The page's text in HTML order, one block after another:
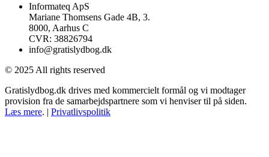
Informateq ApS
Mariane Thomsens Gade 4B, 3.
8000, Aarhus C
CVR: 38826794
info@gratislydbog.dk
© 2025 All rights reserved
Gratislydbog.dk drives med kommercielt formål og vi modtager
provision fra de samarbejdspartnere som vi henviser til på siden.
Læs mere. | Privatlivspolitik